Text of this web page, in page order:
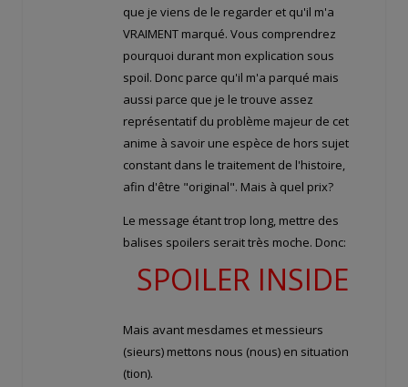
que je viens de le regarder et qu'il m'a
VRAIMENT marqué. Vous comprendrez
pourquoi durant mon explication sous
spoil. Donc parce qu'il m'a parqué mais
aussi parce que je le trouve assez
représentatif du problème majeur de cet
anime à savoir une espèce de hors sujet
constant dans le traitement de l'histoire,
afin d'être "original". Mais à quel prix?
Le message étant trop long, mettre des
balises spoilers serait très moche. Donc:
SPOILER INSIDE
Mais avant mesdames et messieurs
(sieurs) mettons nous (nous) en situation
(tion).